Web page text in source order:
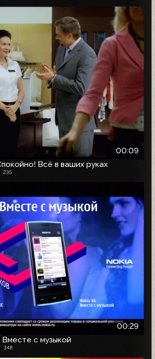
00:09
Всё в ваших руках
235
00:29
Вместе с музыкой
348